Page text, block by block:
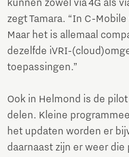
kunnen zowel via 4G als
zegt Tamara. “In C-
Maar het is allemaal
dezelfde iVRI-
toepassingen.”
Ook in Helmond is de
delen. Kleine
het updaten worden er
daarnaast zijn er weer